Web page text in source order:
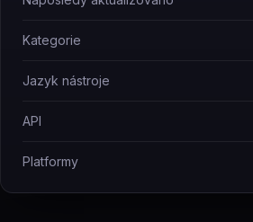
Kategorie
Jazyk nástroje
API
Platformy